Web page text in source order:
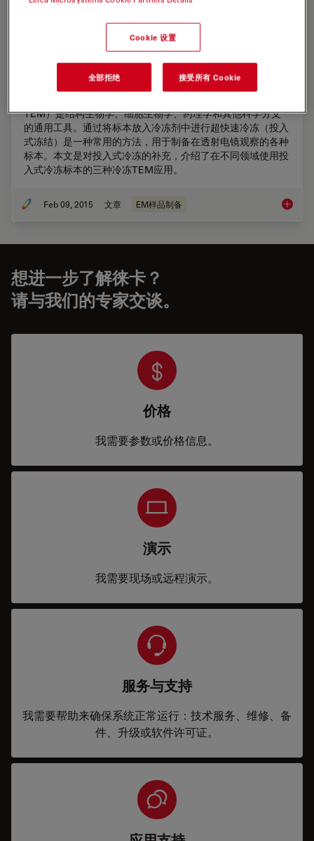
冷冻透射电子显微镜的投入式冷冻技术：应
TEM）是结构生物学、细胞生物学、药理学和其他科学分支
的通用工具。通过将标本放入冷冻剂中进行超快速冷冻（投入
式冻结）是一种常用的方法，用于制备在透射电镜观察的各种
标本。本文是对投入式冷冻的补充，介绍了在不同领域使用投
入式冷冻标本的三种冷冻TEM应用。
Feb 09, 2015 文章 EM样品制备 冷冻透
想进一步了解徕卡？
请与我们的专家交谈。
价格
我需要参数或价格信息。
演示
我需要现场或远程演示。
服务与支持
我需要帮助来确保系统正常运行：技术服务、维修、备
件、升级或软件许可证。
Cookie 设置
全部拒绝 接受所有 Cookie